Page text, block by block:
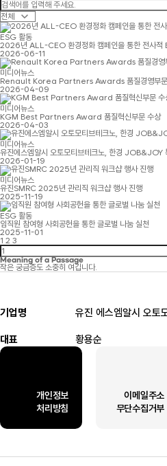
ESG 활동
2026년 ALL-CEO 환경정화 캠페인을 통한 전사적
2026-06-11
미디어뉴스
Renault Korea Partners Awards 품질경영부문
2026-04-09
미디어뉴스
KGM Best Partners Award 품질혁신부문 수상
2026-04-03
미디어뉴스
유진에스엠알시 오토모티브테크노, 한경 JOB&JOY
2026-01-19
미디어뉴스
유진SMRC 2025년 관리직 워크샵 행사 진행
2025-11-19
ESG 활동
임직원 참여형 사회공헌을 통한 글로벌 나눔 실천
2025-11-01
1 2 3
Meaning of a Passage
작은 궁금증도 소중히 여깁니다.
기업명 유진 에스엠알시 오토
대표 황용순
개인정보
처리방침
이메일주소
무단수집거부